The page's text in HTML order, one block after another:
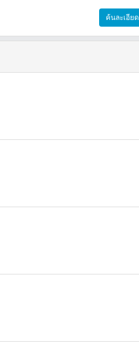
ค้นละเอียด